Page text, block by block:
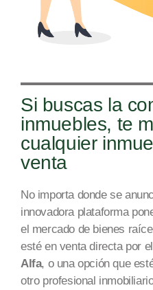
Si buscas la
inmuebles, te
cualquier
venta
No importa donde se
innovadora plataforma
el mercado de bienes
esté en venta directa por
Alfa, o una opción que
otro profesional